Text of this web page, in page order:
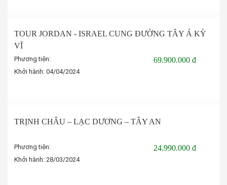
TOUR JORDAN - ISRAEL CUNG ĐƯỜNG TÂY Á KỲ
VĨ
Phương tiện:
Khởi hành: 04/04/2024
69.900.000 đ
TRỊNH CHÂU – LẠC DƯƠNG – TÂY AN
Phương tiện:
Khởi hành: 28/03/2024
24.990.000 đ